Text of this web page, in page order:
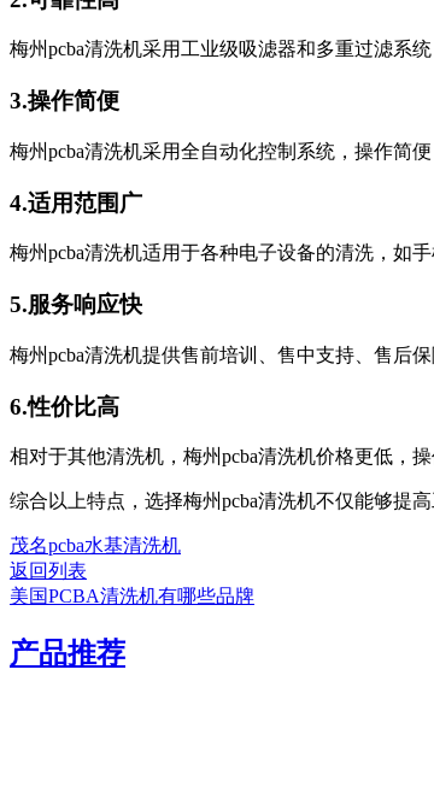
梅州pcba清洗机采用工业级吸滤器和多重过滤系
3.操作简便
梅州pcba清洗机采用全自动化控制系统，操作简
4.适用范围广
梅州pcba清洗机适用于各种电子设备的清洗，如
5.服务响应快
梅州pcba清洗机提供售前培训、售中支持、售后
6.性价比高
相对于其他清洗机，梅州pcba清洗机价格更低，
综合以上特点，选择梅州pcba清洗机不仅能够提
茂名pcba水基清洗机
返回列表
美国PCBA清洗机有哪些品牌
产品推荐